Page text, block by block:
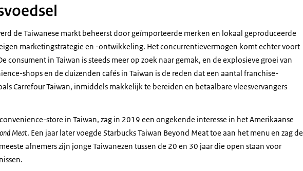
de Taiwanese markt beheerst door geïmporteerde merken en lokaal geproduceerde
marketingstrategie en -ontwikkeling. Het concurrentievermogen komt echter voort
consument in Taiwan is steeds meer op zoek naar gemak, en de explosieve groei van
shopsen de duizenden cafés in Taiwan is de reden dat een aantal franchise-
Carrefour Taiwan, inmiddels makkelijk te bereiden en betaalbare vleesvervangers
convenience-store in Taiwan, zag in 2019 een ongekende interesse in het Amerikaanse
Meat. Een jaar later voegde Starbucks Taiwan Beyond Meattoe aan het menu en zag de
afnemers zijn jonge Taiwanezen tussen de 20 en 30 jaar die open staan voor